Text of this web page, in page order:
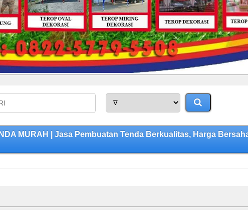
MURAH | Jasa Pembuatan Tenda Berkualitas, Harga